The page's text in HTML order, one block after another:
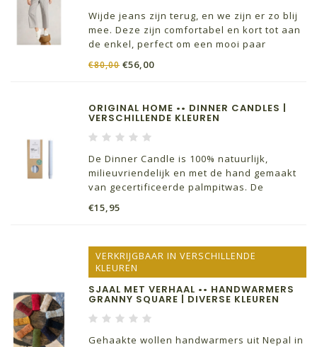
Wijde jeans zijn terug, en we zijn er zo blij
mee. Deze zijn comfortabel en kort tot aan
de enkel, perfect om een ​​mooi paar
€80,00 €56,00
ORIGINAL HOME •• DINNER CANDLES |
VERSCHILLENDE KLEUREN
De Dinner Candle is 100% natuurlijk,
milieuvriendelijk en met de hand gemaakt
van gecertificeerde palmpitwas. De
een speciale geschenkdoos. Er zitten 10
€15,95
VERKRIJGBAAR IN VERSCHILLENDE
KLEUREN
SJAAL MET VERHAAL •• HANDWARMERS
GRANNY SQUARE | DIVERSE KLEUREN
Gehaakte wollen handwarmers uit Nepal in